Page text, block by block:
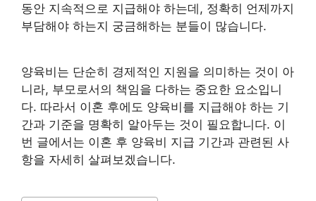
동안 지속적으로 지급해야 하는데, 정확히 언제까지
부담해야 하는지 궁금해하는 분들이 많습니다.
양육비는 단순히 경제적인 지원을 의미하는 것이 아
니라, 부모로서의 책임을 다하는 중요한 요소입니
다. 따라서 이혼 후에도 양육비를 지급해야 하는 기
간과 기준을 명확히 알아두는 것이 필요합니다. 이
번 글에서는 이혼 후 양육비 지급 기간과 관련된 사
항을 자세히 살펴보겠습니다.